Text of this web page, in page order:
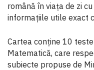
română în viața de zi
informațiile utile exact
Cartea conține 10
Matematică, care
subiecte propuse de